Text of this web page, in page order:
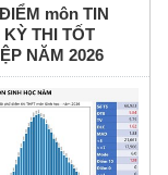
môn TIN
KỲ THI TỐT
NĂM 2026